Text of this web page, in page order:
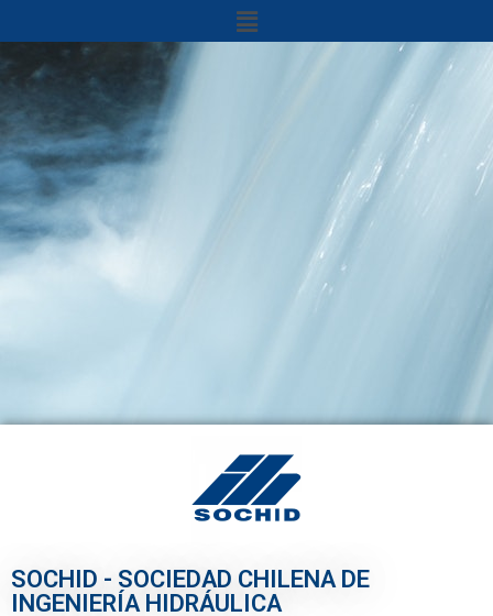
SOCHID - SOCIEDAD CHILENA DE
INGENIERÍA HIDRÁULICA